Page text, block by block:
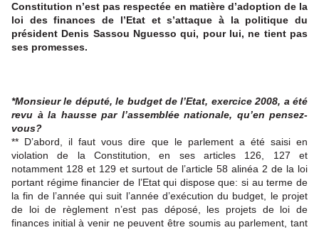
Constitution n’est pas respectée en matière d’adoption de la
loi des finances de l’Etat et s’attaque à la politique du
président Denis Sassou Nguesso qui, pour lui, ne tient pas
ses promesses.
*Monsieur le député, le budget de l’Etat, exercice 2008, a été
revu à la hausse par l’assemblée nationale, qu’en pensez-
vous?
** D’abord, il faut vous dire que le parlement a été saisi en
violation de la Constitution, en ses articles 126, 127 et
notamment 128 et 129 et surtout de l’article 58 alinéa 2 de la loi
portant régime financier de l’Etat qui dispose que: si au terme de
la fin de l’année qui suit l’année d’exécution du budget, le projet
de loi de règlement n’est pas déposé, les projets de loi de
finances initial à venir ne peuvent être soumis au parlement, tant